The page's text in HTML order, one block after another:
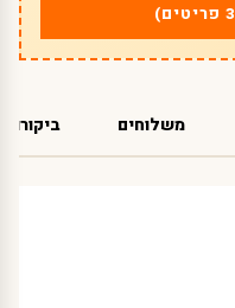
משלוחים ביקורות